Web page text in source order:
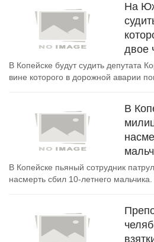
На
двое
В Копейске будут судить депутата
вине которого в дорожной аварии
В
В Копейске пьяный сотрудник
насмерть сбил 10-летнего мальчика.